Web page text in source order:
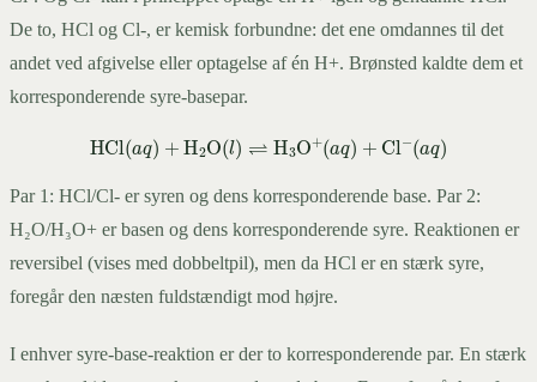
De to, HCl og Cl-, er kemisk forbundne: det ene omdannes til det
andet ved afgivelse eller optagelse af én H+. Brønsted kaldte dem et
korresponderende syre-basepar.
HCl(aq)+H2O(l)⇌H3O+(aq)+Cl− (aq)
Par 1: HCl/Cl- er syren og dens korresponderende base. Par 2:
H₂O/H₃O+ er basen og dens korresponderende syre. Reaktionen er
reversibel (vises med dobbeltpil), men da HCl er en stærk syre,
foregår den næsten fuldstændigt mod højre.
I enhver syre-base-reaktion er der to korresponderende par. En stærk